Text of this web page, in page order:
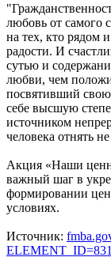
любовь от самого
на тех, кто рядом
радости. И
сутью и
любви, чем
посвятивший
себе высшую
источником
человека отнять
Акция «Наши
важный шаг в
формировании
условиях.
Источник: